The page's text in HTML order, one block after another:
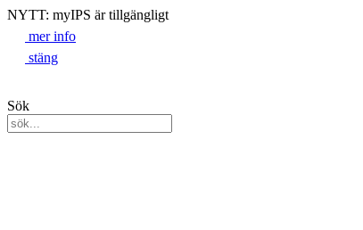
NYTT: myIPS är tillgängligt
mer info
stäng
Sök